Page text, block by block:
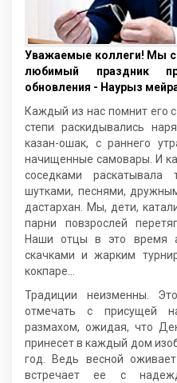
Уважаемые коллеги! Мы
любимый праздник
обновления - Наурыз
Каждый из нас помнит его
степи раскидывались
казан-ошак, с раннего
начищенные самовары. И
соседками раскатывала
шутками, песнями,
дастархан. Мы, дети,
парни повзрослей
Наши отцы в это время
скачками и жарким
кокпаре…
Традиции неизменны.
отмечать с присущей
размахом, ожидая, что
принесет в каждый дом
год. Ведь весной
встречает ее с